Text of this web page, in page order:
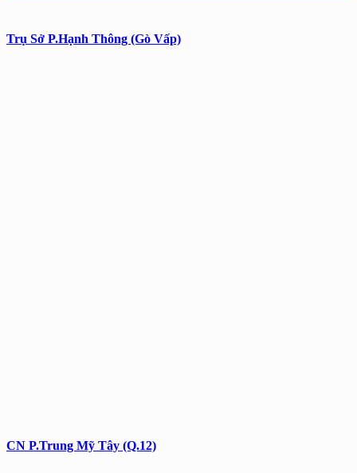
Trụ Sở P.Hạnh Thông (Gò Vấp)
CN P.Trung Mỹ Tây (Q.12)